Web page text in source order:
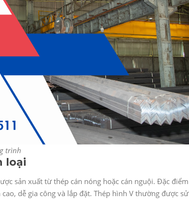
trình
loại
sản xuất từ thép cán nóng hoặc cán nguội. Đặc điểm
dễ gia công và lắp đặt. Thép hình V thường được sử